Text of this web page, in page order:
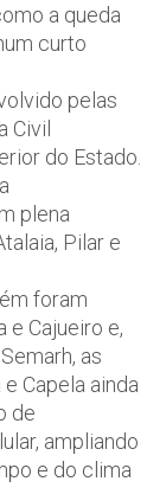
a queda
curto
pelas
Civil
do Estado.
plena
Pilar e
foram
e Cajueiro e,
as
Capela ainda
de
ampliando
e do clima